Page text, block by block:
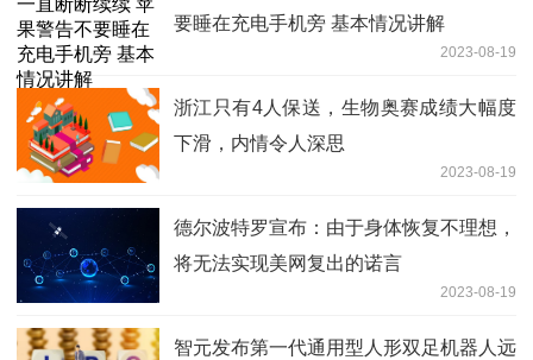
要睡在充电手机旁 基本情况讲解
2023-08-19
浙江只有4人保送，生物奥赛成绩大幅度
下滑，内情令人深思
2023-08-19
德尔波特罗宣布：由于身体恢复不理想，
将无法实现美网复出的诺言
2023-08-19
智元发布第一代通用型人形双足机器人远